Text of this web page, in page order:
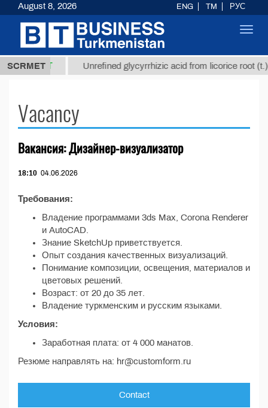
SCRMET
37,8 ТМТ Unrefined glycyrrhizic acid from licorice root (t.)
Vacancy
Вакансия: Дизайнер-визуализатор
18:10 04.06.2026
Требования:
Владение программами 3ds Max, Corona Renderer
и AutoCAD.
Знание SketchUp приветствуется.
Опыт создания качественных визуализаций.
Понимание композиции, освещения, материалов и
цветовых решений.
Возраст: от 20 до 35 лет.
Владение туркменским и русским языками.
Условия:
Заработная плата: от 4 000 манатов.
Резюме направлять на: hr@customform.ru
Contact
August 8, 2026 ENG TM РУС